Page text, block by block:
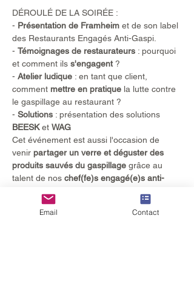
DÉROULÉ DE LA SOIRÉE :
- Présentation de Framheim et de son label
des Restaurants Engagés Anti-Gaspi.
- Témoignages de restaurateurs : pourquoi
et comment ils s'engagent ?
- Atelier ludique : en tant que client,
comment mettre en pratique la lutte contre
le gaspillage au restaurant ?
- Solutions : présentation des solutions
BEESK et WAG
Cet événement est aussi l'occasion de
venir partager un verre et déguster des
produits sauvés du gaspillage grâce au
talent de nos chef(fe)s engagé(e)s anti-
Email Contact